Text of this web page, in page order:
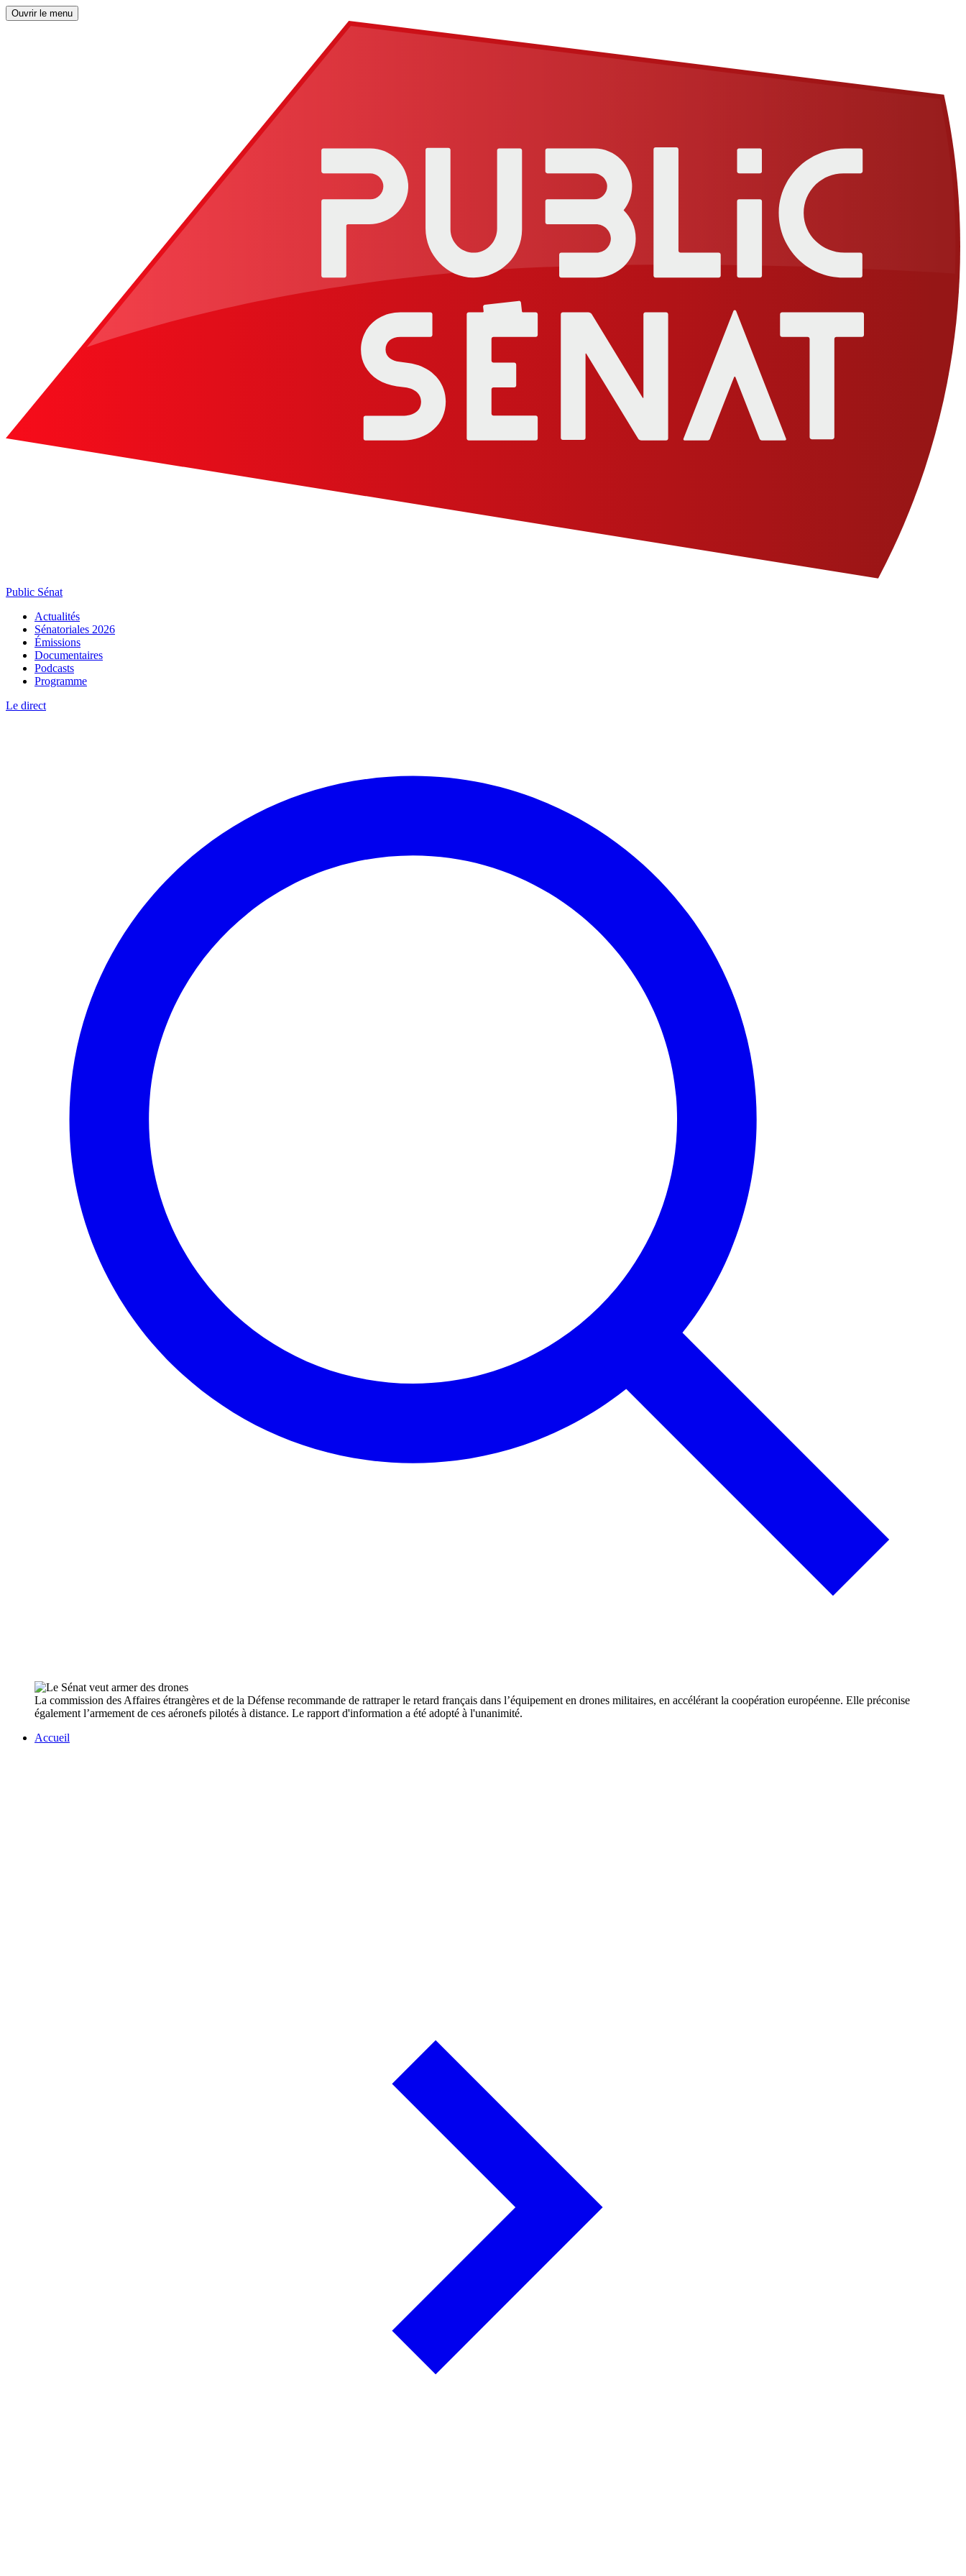
Ouvrir le menu
Public Sénat
Actualités
Sénatoriales 2026
Émissions
Documentaires
Podcasts
Programme
Le direct
La commission des Affaires étrangères et de la Défense recommande de rattraper le retard français dans l’équipement en drones militaires, en accélérant la coopération européenne. Elle préconise
également l’armement de ces aéronefs pilotés à distance. Le rapport d'information a été adopté à l'unanimité.
Accueil